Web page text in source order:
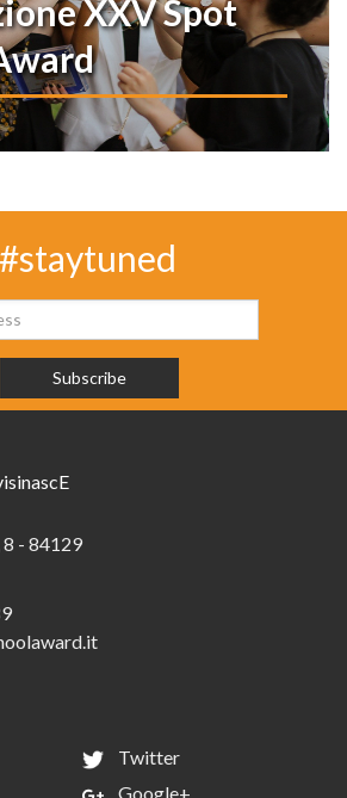
XXV Spot
#staytuned
- 84129
Twitter
Google+